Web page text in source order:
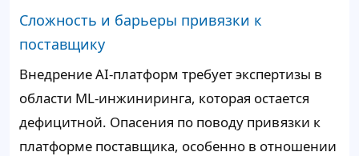
Сложность и барьеры привязки к
поставщику
Внедрение AI-платформ требует экспертизы в
области ML-инжиниринга, которая остается
дефицитной. Опасения по поводу привязки к
платформе поставщика, особенно в отношении